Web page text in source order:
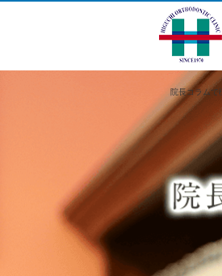
院長コラムで